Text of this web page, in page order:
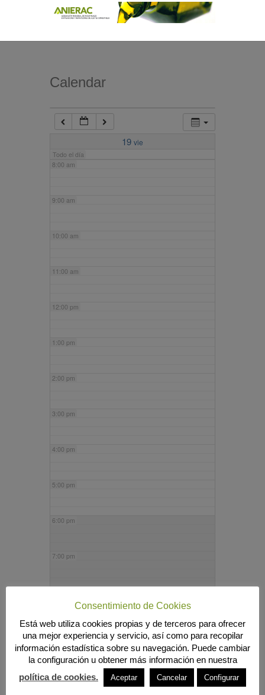
Calendar
19 vie
Todo el día
7:00 am
8:00 am
9:00 am
10:00 am
11:00 am
12:00 pm
1:00 pm
2:00 pm
3:00 pm
4:00 pm
5:00 pm
6:00 pm
7:00 pm
9:00 pm
10:00 pm
Consentimiento de Cookies
Está web utiliza cookies propias y de terceros para ofrecer
una mejor experiencia y servicio, así como para recopilar
información estadística sobre su navegación. Puede cambiar
la configuración u obtener más información en nuestra
política de cookies.
Aceptar Cancelar Configurar